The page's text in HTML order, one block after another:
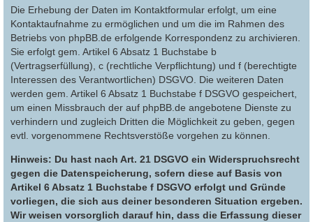
Die Erhebung der Daten im Kontaktformular erfolgt, um eine
Kontaktaufnahme zu ermöglichen und um die im Rahmen des
Betriebs von phpBB.de erfolgende Korrespondenz zu archivieren.
Sie erfolgt gem. Artikel 6 Absatz 1 Buchstabe b
(Vertragserfüllung), c (rechtliche Verpflichtung) und f (berechtigte
Interessen des Verantwortlichen) DSGVO. Die weiteren Daten
werden gem. Artikel 6 Absatz 1 Buchstabe f DSGVO gespeichert,
um einen Missbrauch der auf phpBB.de angebotene Dienste zu
verhindern und zugleich Dritten die Möglichkeit zu geben, gegen
evtl. vorgenommene Rechtsverstöße vorgehen zu können.
Hinweis: Du hast nach Art. 21 DSGVO ein Widerspruchsrecht
gegen die Datenspeicherung, sofern diese auf Basis von
Artikel 6 Absatz 1 Buchstabe f DSGVO erfolgt und Gründe
vorliegen, die sich aus deiner besonderen Situation ergeben.
Wir weisen vorsorglich darauf hin, dass die Erfassung dieser